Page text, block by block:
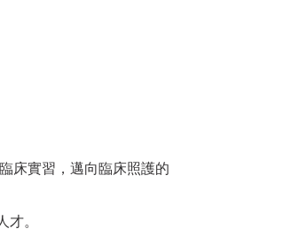
床實習，邁向臨床照護的
。